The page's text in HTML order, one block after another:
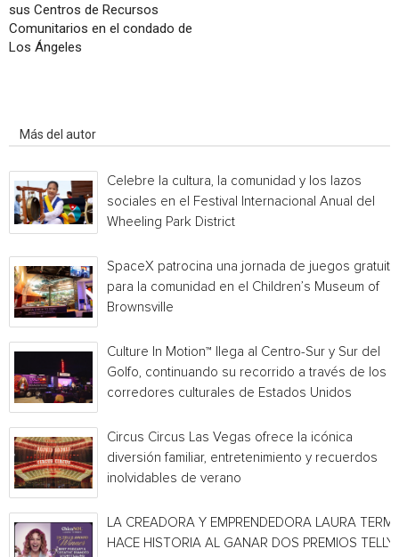
sus Centros de Recursos
Comunitarios en el condado de
Los Ángeles
Más del autor
Celebre la cultura, la comunidad y los lazos
sociales en el Festival Internacional Anual del
Wheeling Park District
SpaceX patrocina una jornada de juegos gratuita
para la comunidad en el Children’s Museum of
Brownsville
Culture In Motion™ llega al Centro-Sur y Sur del
Golfo, continuando su recorrido a través de los
corredores culturales de Estados Unidos
Circus Circus Las Vegas ofrece la icónica
diversión familiar, entretenimiento y recuerdos
inolvidables de verano
LA CREADORA Y EMPRENDEDORA LAURA
HACE HISTORIA AL GANAR DOS PREMIOS TELLY